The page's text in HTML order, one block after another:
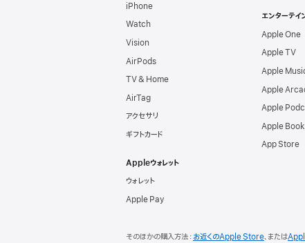
iPhone
Watch
Vision
AirPods
TV & Home
AirTag
アクセサリ
ギフトカード
Appleウォレット
ウォレット
Apple Pay
エンターテイ
Apple One
Apple TV
Apple
Apple
Apple
Apple
App Store
そのほかの購入方法： お近くのApple Store、または